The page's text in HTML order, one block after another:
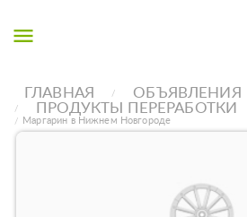
menu
ГЛАВНАЯ
ОБЪЯВЛЕНИЯ
ПРОДУКТЫ ПЕРЕРАБОТКИ
Маргарин в Нижнем Новгороде